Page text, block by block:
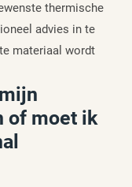
thermische
advies in te
materiaal wordt
of moet ik